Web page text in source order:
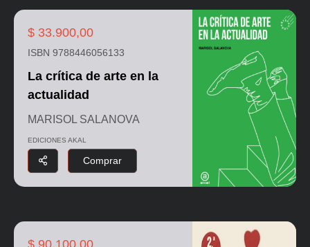
$ 33.900,00
ISBN 9788446056133
La crítica de arte en la
actualidad
MARISOL SALANOVA
EDICIONES AKAL
Comprar
$ 90.100,00